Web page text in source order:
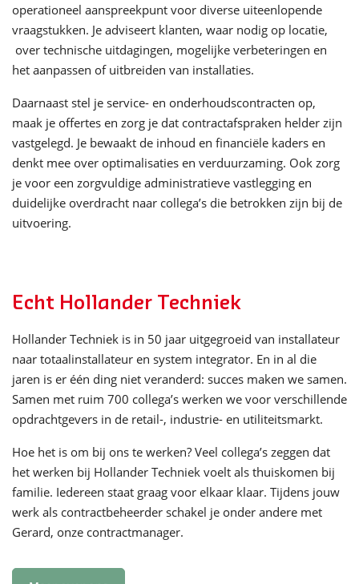
operationeel aanspreekpunt voor diverse uiteenlopende
vraagstukken. Je adviseert klanten, waar nodig op locatie,
over technische uitdagingen, mogelijke verbeteringen en
het aanpassen of uitbreiden van installaties.
Daarnaast stel je service- en onderhoudscontracten op,
maak je offertes en zorg je dat contractafspraken helder zijn
vastgelegd. Je bewaakt de inhoud en financiële kaders en
denkt mee over optimalisaties en verduurzaming. Ook zorg
je voor een zorgvuldige administratieve vastlegging en
duidelijke overdracht naar collega’s die betrokken zijn bij de
uitvoering.
Echt Hollander Techniek
Hollander Techniek is in 50 jaar uitgegroeid van installateur
naar totaalinstallateur en system integrator. En in al die
jaren is er één ding niet veranderd: succes maken we samen.
Samen met ruim 700 collega’s werken we voor verschillende
opdrachtgevers in de retail-, industrie- en utiliteitsmarkt.
Hoe het is om bij ons te werken? Veel collega’s zeggen dat
het werken bij Hollander Techniek voelt als thuiskomen bij
familie. Iedereen staat graag voor elkaar klaar. Tijdens jouw
werk als contractbeheerder schakel je onder andere met
Gerard, onze contractmanager.